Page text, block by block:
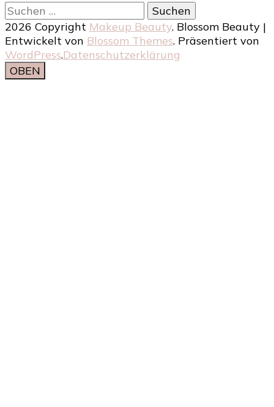
Suchen
nach:
2026 Copyright Makeup Beauty. Blossom Beauty |
Entwickelt von Blossom Themes. Präsentiert von
WordPress.Datenschutzerklärung
OBEN